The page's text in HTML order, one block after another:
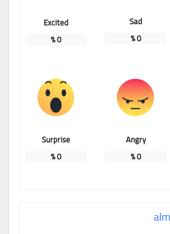
Sad
0
%
Excited
0
%
Angry
0
%
Surprise
0
%